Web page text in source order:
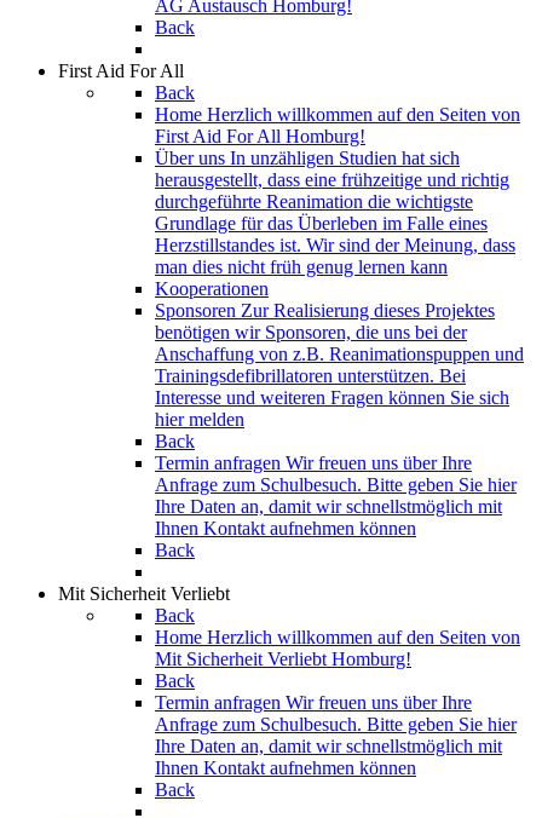
AG Austausch Homburg!
Back
First Aid For All
Back
Home Herzlich willkommen auf den Seiten von
First Aid For All Homburg!
Über uns In unzähligen Studien hat sich
herausgestellt, dass eine frühzeitige und richtig
durchgeführte Reanimation die wichtigste
Grundlage für das Überleben im Falle eines
Herzstillstandes ist. Wir sind der Meinung, dass
man dies nicht früh genug lernen kann
Kooperationen
Sponsoren Zur Realisierung dieses Projektes
benötigen wir Sponsoren, die uns bei der
Anschaffung von z.B. Reanimationspuppen und
Trainingsdefibrillatoren unterstützen. Bei
Interesse und weiteren Fragen können Sie sich
hier melden
Back
Termin anfragen Wir freuen uns über Ihre
Anfrage zum Schulbesuch. Bitte geben Sie hier
Ihre Daten an, damit wir schnellstmöglich mit
Ihnen Kontakt aufnehmen können
Back
Mit Sicherheit Verliebt
Back
Home Herzlich willkommen auf den Seiten von
Mit Sicherheit Verliebt Homburg!
Back
Termin anfragen Wir freuen uns über Ihre
Anfrage zum Schulbesuch. Bitte geben Sie hier
Ihre Daten an, damit wir schnellstmöglich mit
Ihnen Kontakt aufnehmen können
Back